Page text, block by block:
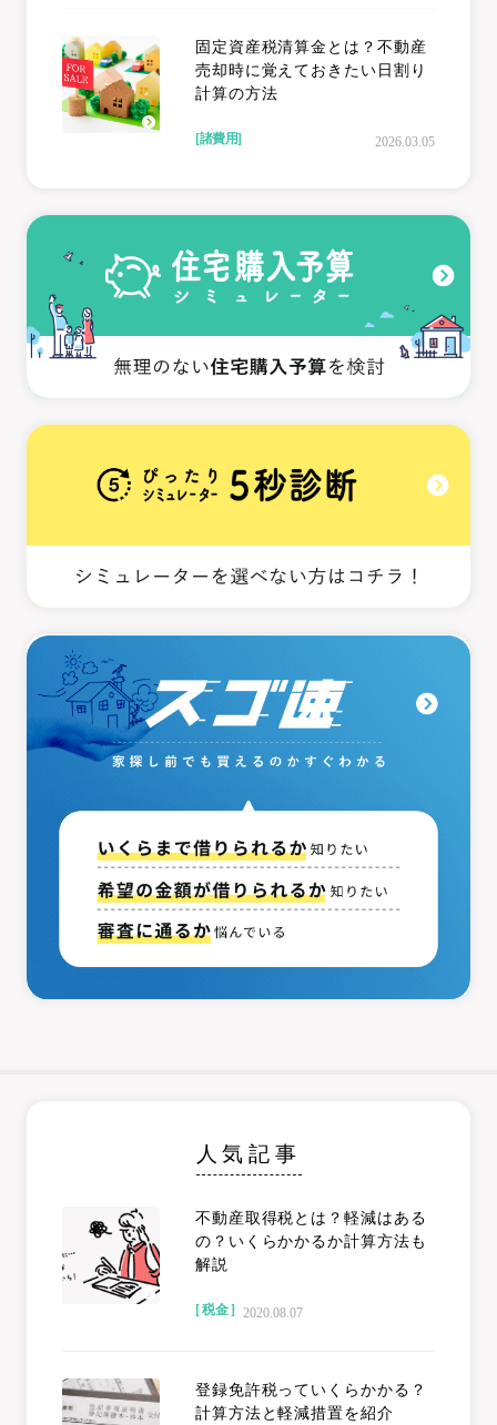
固定資産税清算金とは？不動産
売却時に覚えておきたい日割り
計算の方法
[諸費用] 2026.03.05
人気記事
不動産取得税とは？軽減はある
の？いくらかかるか計算方法も
解説
[ 税金 ] 2020.08.07
登録免許税っていくらかかる？
計算方法と軽減措置を紹介
100